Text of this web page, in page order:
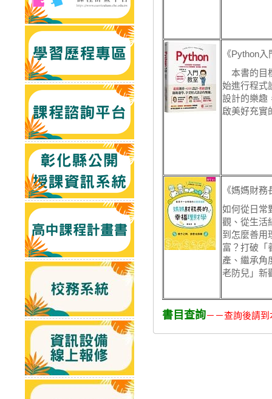
《Python
本書的目
始進行程式
設計的樂趣
啟美好充實
《媽媽財
如何從日常
觀、從生活
到怎麼善用
富？打破「
產、繼承角
老防兒」
書目查詢－－查詢後請